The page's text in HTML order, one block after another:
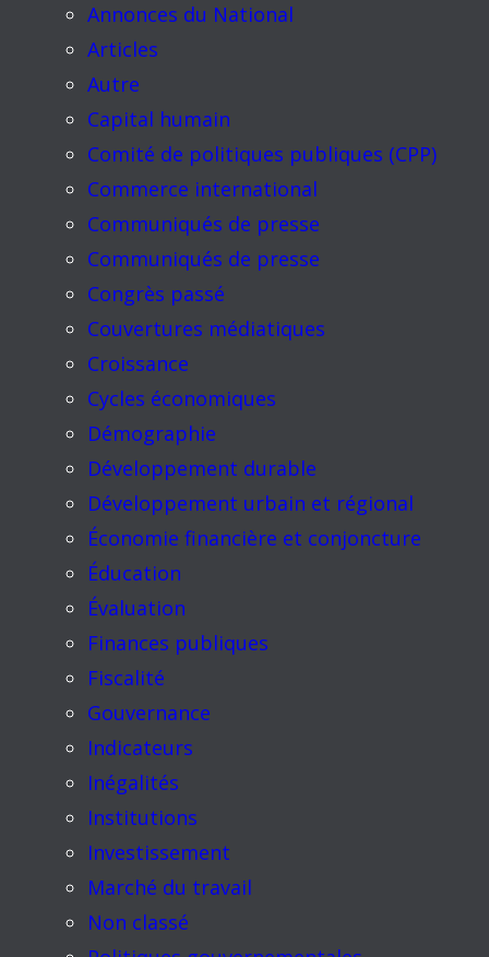
Annonces du National
Articles
Autre
Capital humain
Comité de politiques publiques (CPP)
Commerce international
Communiqués de presse
Communiqués de presse
Congrès passé
Couvertures médiatiques
Croissance
Cycles économiques
Démographie
Développement durable
Développement urbain et régional
Économie financière et conjoncture
Éducation
Évaluation
Finances publiques
Fiscalité
Gouvernance
Indicateurs
Inégalités
Institutions
Investissement
Marché du travail
Non classé